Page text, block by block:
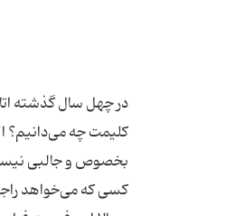
در چهل سال گذشته
کلیمت چه می‌دانیم؟
بخصوص و جالبی